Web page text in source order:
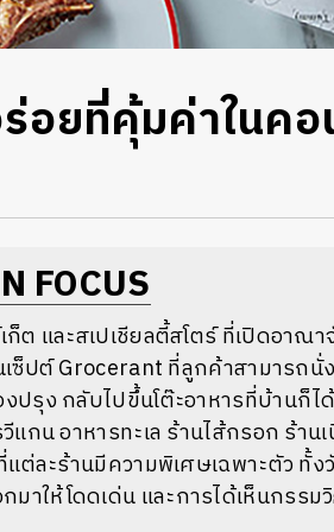
อยที่คุ้มค่าในค
FOCUS
ก็ต และสเปเชียลตี้สโตร์ ที่เปิดอาณ
ซ็ปต์ Grocerant ที่ลูกค้าสามารถนั่
ปรุง กลับไปขึ้นโต๊ะอาหารที่บ้านก็ไ
กน อาหารทะเล ร้านไส้กรอก ร้าน
แต่ละร้านมีความพิเศษเฉพาะตัว
ให้โดดเด่น และการได้เห็นกรรม